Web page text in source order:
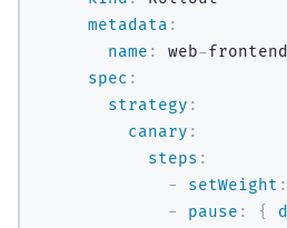
metadata :
name : web-
spec :
strategy :
canary :
steps :
-
setWeight :
-
pause : {